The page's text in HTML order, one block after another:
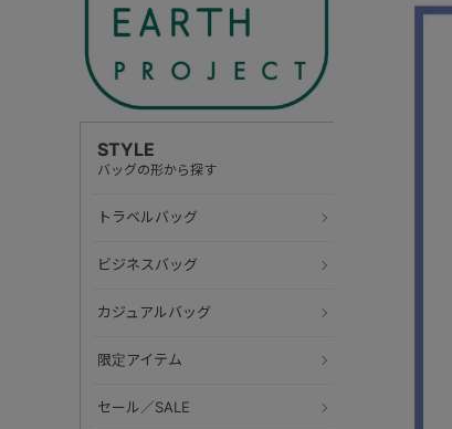
STYLE
バッグの形から探す
トラベルバッグ
ビジネスバッグ
カジュアルバッグ
限定アイテム
セール／SALE